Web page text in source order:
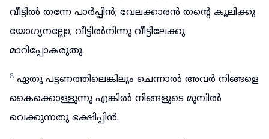
വീട്ടിൽ തന്നേ പാർപ്പിൻ; വേലക്കാരൻ തന്റെ കൂലിക്കു
യോഗ്യനല്ലോ; വീട്ടിൽനിന്നു വീട്ടിലേക്കു
മാറിപ്പോകരുതു.
8 ഏതു പട്ടണത്തിലെങ്കിലും ചെന്നാൽ അവർ നിങ്ങളെ
കൈക്കൊള്ളുന്നു എങ്കിൽ നിങ്ങളുടെ മുമ്പിൽ
വെക്കുന്നതു ഭക്ഷിപ്പിൻ.